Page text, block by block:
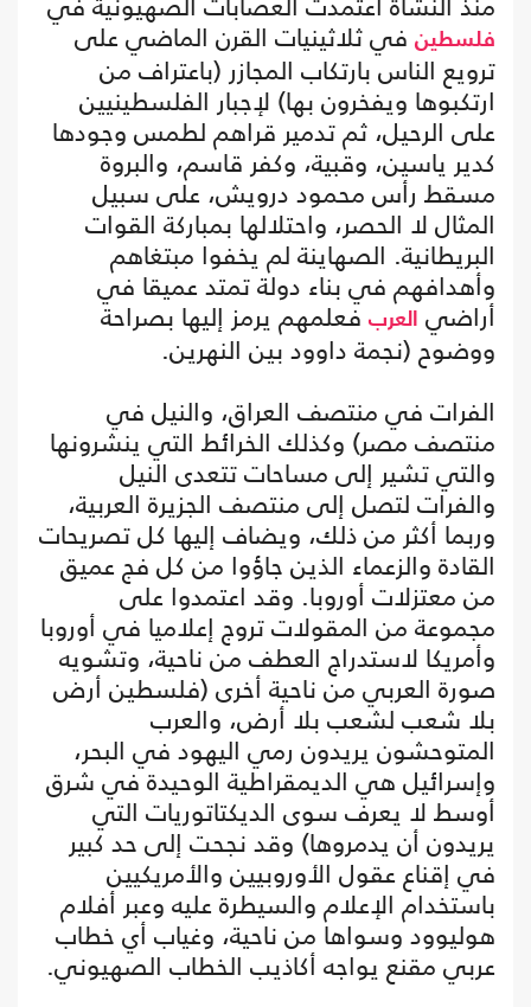
فلسطين في ثلاثينيات القرن الماضي على
ترويع الناس بارتكاب المجازر (باعتراف من
ارتكبوها ويفخرون بها) لإجبار الفلسطينيين
على الرحيل، ثم تدمير قراهم لطمس وجودها
كدير ياسين، وقبية، وكفر قاسم، والبروة
مسقط رأس محمود درويش، على سبيل
المثال لا الحصر، واحتلالها بمباركة القوات
البريطانية. الصهاينة لم يخفوا مبتغاهم
وأهدافهم في بناء دولة تمتد عميقا في
أراضي العرب فعلمهم يرمز إليها بصراحة
ووضوح (نجمة داوود بين النهرين.
الفرات في منتصف العراق، والنيل في
منتصف مصر) وكذلك الخرائط التي ينشرونها
والتي تشير إلى مساحات تتعدى النيل
والفرات لتصل إلى منتصف الجزيرة العربية،
وربما أكثر من ذلك، ويضاف إليها كل تصريحات
القادة والزعماء الذين جاؤوا من كل فج عميق
من معتزلات أوروبا. وقد اعتمدوا على
مجموعة من المقولات تروج إعلاميا في أوروبا
وأمريكا لاستدراج العطف من ناحية، وتشويه
صورة العربي من ناحية أخرى (فلسطين أرض
بلا شعب لشعب بلا أرض، والعرب
المتوحشون يريدون رمي اليهود في البحر،
وإسرائيل هي الديمقراطية الوحيدة في شرق
أوسط لا يعرف سوى الديكتاتوريات التي
يريدون أن يدمروها) وقد نجحت إلى حد كبير
في إقناع عقول الأوروبيين والأمريكيين
باستخدام الإعلام والسيطرة عليه وعبر أفلام
هوليوود وسواها من ناحية، وغياب أي خطاب
عربي مقنع يواجه أكاذيب الخطاب الصهيوني.